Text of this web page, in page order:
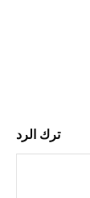
ترك الرد